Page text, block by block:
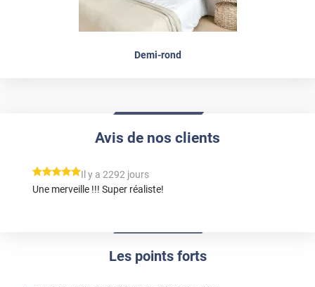
Demi-rond
Les points forts
Avis de nos clients
*****
Il y a 2292 jours
Une merveille !!! Super réaliste!